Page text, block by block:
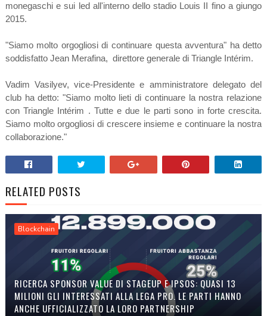
monegaschi e sui led all'interno dello stadio Louis II fino a giungo
2015.
"Siamo molto orgogliosi di continuare questa avventura" ha detto
soddisfatto Jean Merafina, direttore generale di Triangle Intérim.
Vadim Vasilyev, vice-Presidente e amministratore delegato del
club ha detto: "Siamo molto lieti di continuare la nostra relazione
con Triangle Intérim . Tutte e due le parti sono in forte crescita.
Siamo molto orgogliosi di crescere insieme e continuare la nostra
collaborazione."
RELATED POSTS
Blockchain
RICERCA SPONSOR VALUE DI STAGEUP E IPSOS: QUASI 13
MILIONI GLI INTERESSATI ALLA LEGA PRO. LE PARTI HANNO
ANCHE UFFICIALIZZATO LA LORO PARTNERSHIP